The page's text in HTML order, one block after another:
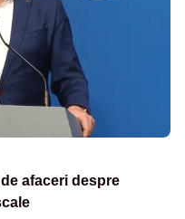
afaceri despre